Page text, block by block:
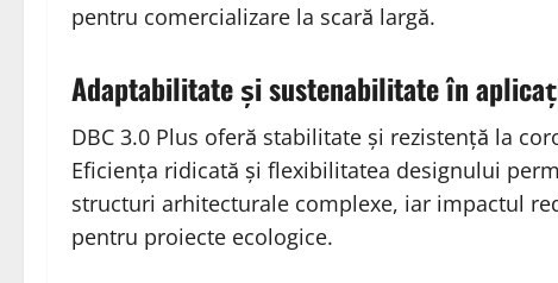
pentru comercializare la scară largă.
Adaptabilitate și sustenabilitate în
DBC 3.0 Plus oferă stabilitate și rezistență la
Eficiența ridicată și flexibilitatea designului
structuri arhitecturale complexe, iar impactul
pentru proiecte ecologice.